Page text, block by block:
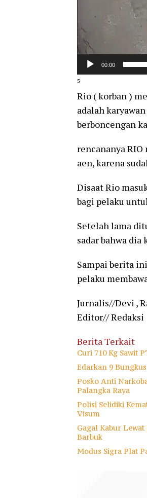
00:00
⁵
Rio ( korban )
adalah
berboncengan
rencananya
aen, karena
Disaat Rio
bagi pelaku
Setelah lama
sadar bahwa
Sampai berita
pelaku
Jurnalis//Devi ,
Editor// Redaksi
Berita Terkait
Curi 710 Kg Sawit
Edarkan 9
Posko Anti
Palangka Raya
Polisi Selidiki
Visum
Gagal Kabur
Barbuk
Modus Sigra Plat